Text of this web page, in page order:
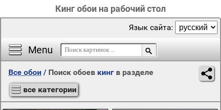
Кинг обои на рабочий стол
Menu
Язык сайта:
Все обои / Поиск обоев кинг в разделе
все категории